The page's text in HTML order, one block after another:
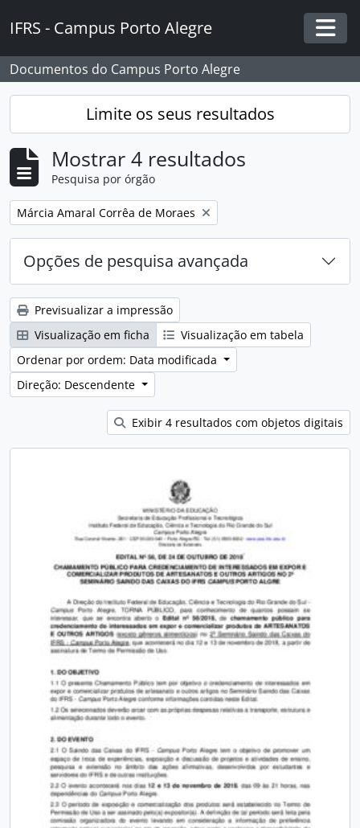
IFRS - Campus Porto Alegre
Documentos do Campus Porto Alegre
Limite os seus resultados
Mostrar 4 resultados
Pesquisa por órgão
Remover filtro:
Márcia Amaral Corrêa de Moraes
Opções de pesquisa avançada
Previsualizar a impressão
Visualização em ficha
Visualização em tabela
Ordenar por ordem: Data modificada
Direção: Descendente
Exibir 4 resultados com objetos digitais